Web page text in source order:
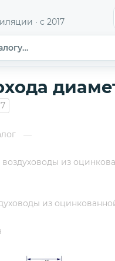
· с 2017
7
—
из
из